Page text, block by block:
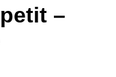
–